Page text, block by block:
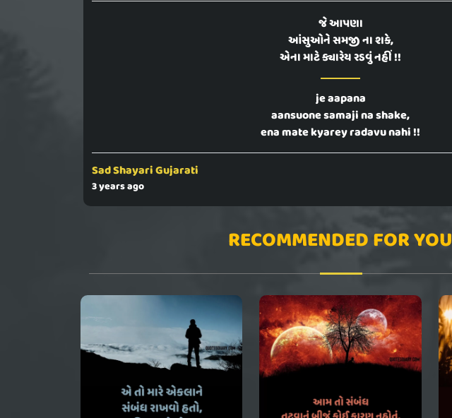
જે આપણા
આંસુઓને સમજી ના શકે,
એના માટે ક્યારેય રડવું નહીં !!
je aapana
aansuone samaji na shake,
ena mate kyarey radavu nahi !!
Sad Shayari Gujarati
3 years ago
RECOMMENDED FOR YOU